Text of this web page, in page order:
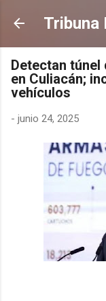
Tribuna
Detectan
en Culiacán;
vehículos
- junio 24, 2025